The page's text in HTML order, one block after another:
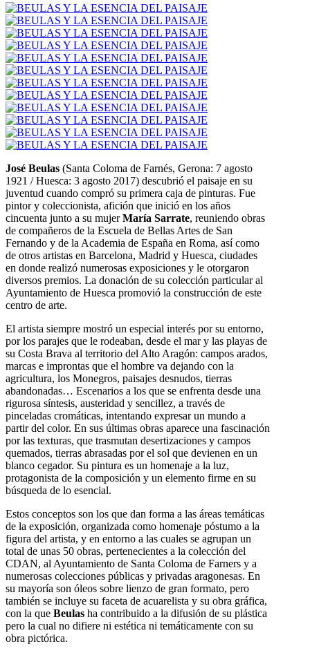
José Beulas (Santa Coloma de Farnés, Gerona: 7 agosto
1921 / Huesca: 3 agosto 2017) descubrió el paisaje en su
juventud cuando compró su primera caja de pinturas. Fue
pintor y coleccionista, afición que inició en los años
cincuenta junto a su mujerMaría Sarrate, reuniendo obras
de compañeros de la Escuela de Bellas Artes de San
Fernando y de la Academia de España en Roma, así como
de otros artistas en Barcelona, Madrid y Huesca, ciudades
en donde realizó numerosas exposiciones y le otorgaron
diversos premios. La donación de su colección particular al
Ayuntamiento de Huesca promovió la construcción de este
centro de arte.
El artista siempre mostró un especial interés por su entorno,
por los parajes que le rodeaban, desde el mar y las playas de
su Costa Brava al territorio del Alto Aragón: campos arados,
marcas e improntas que el hombre va dejando con la
agricultura, los Monegros, paisajes desnudos, tierras
abandonadas… Escenarios a los que se enfrenta desde una
rigurosa síntesis, austeridad y sencillez, a través de
pinceladas cromáticas, intentando expresar un mundo a
partir del color. En sus últimas obras aparece una fascinación
por las texturas, que trasmutan desertizaciones y campos
quemados, tierras abrasadas por el sol que devienen en un
blanco cegador. Su pintura es un homenaje a la luz,
protagonista de la composición y un elemento firme en su
búsqueda de lo esencial.
Estos conceptos son los que dan forma a las áreas temáticas
de la exposición, organizada como homenaje póstumo a la
figura del artista, y en entorno a las cuales se agrupan un
total de unas 50 obras, pertenecientes a la colección del
CDAN, al Ayuntamiento de Santa Coloma de Farners y a
numerosas colecciones públicas y privadas aragonesas. En
su mayoría son óleos sobre lienzo de gran formato, pero
también se incluye su faceta de acuarelista y su obra gráfica,
con la que Beulas ha contribuido a la difusión de su plástica
pero la cual no difiere ni estética ni temáticamente con su
obra pictórica.